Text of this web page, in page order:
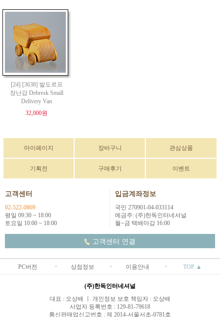
[24] [3638] 발도르프
장난감 Debresk Small
Delivery Van
32,000원
마이페이지 장바구니 관심상품
기획전 구매후기 이벤트
고객센터
02-522-0869
평일 09:30 ~ 18:00
토요일 10:00 ~ 18:00
입금계좌정보
국민 270901-04-033114
예금주: (주)한독인터네셔널
월~금 택배마감 16:00
고객센터 연결
PC버전 상점정보 이용안내 TOP ▲
(주)한독인터네셔널
대표 : 오상배 ㅣ 개인정보 보호 책임자 : 오상배
사업자 등록번호 : 129-81-79618
통신판매업신고번호 : 제 2014-서울서초-0781호